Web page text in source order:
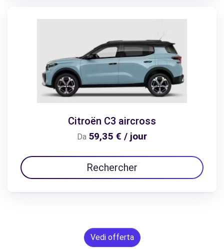
Citroën C3 aircross
Da 59,35 € / jour
Rechercher
Vedi offerta